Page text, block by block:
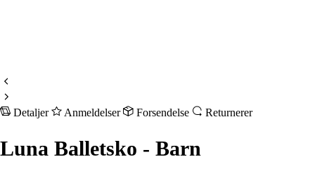
Detaljer Anmeldelser Forsendelse Returnerer
Luna Balletsko - Barn